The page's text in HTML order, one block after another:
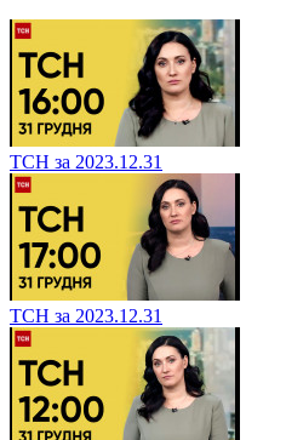
ТСН за 2023.12.31
ТСН за 2023.12.31